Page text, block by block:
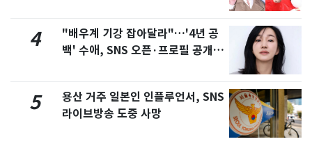
4
"배우계 기강 잡아달라"…'4년 공
백' 수애, SNS 오픈·프로필 공개
5
용산 거주 일본인 인플루언서, SNS
라이브방송 도중 사망